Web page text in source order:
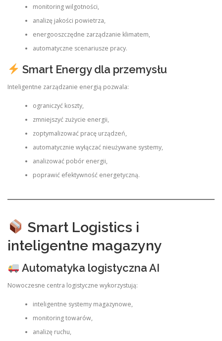
monitoring wilgotności,
analizę jakości powietrza,
energooszczędne zarządzanie klimatem,
automatyczne scenariusze pracy.
Smart Energy dla przemysłu
Inteligentne zarządzanie energią pozwala:
ograniczyć koszty,
zmniejszyć zużycie energii,
zoptymalizować pracę urządzeń,
automatycznie wyłączać nieużywane systemy,
analizować pobór energii,
poprawić efektywność energetyczną.
Smart Logistics i
inteligentne magazyny
Automatyka logistyczna AI
Nowoczesne centra logistyczne wykorzystują:
inteligentne systemy magazynowe,
monitoring towarów,
analizę ruchu,